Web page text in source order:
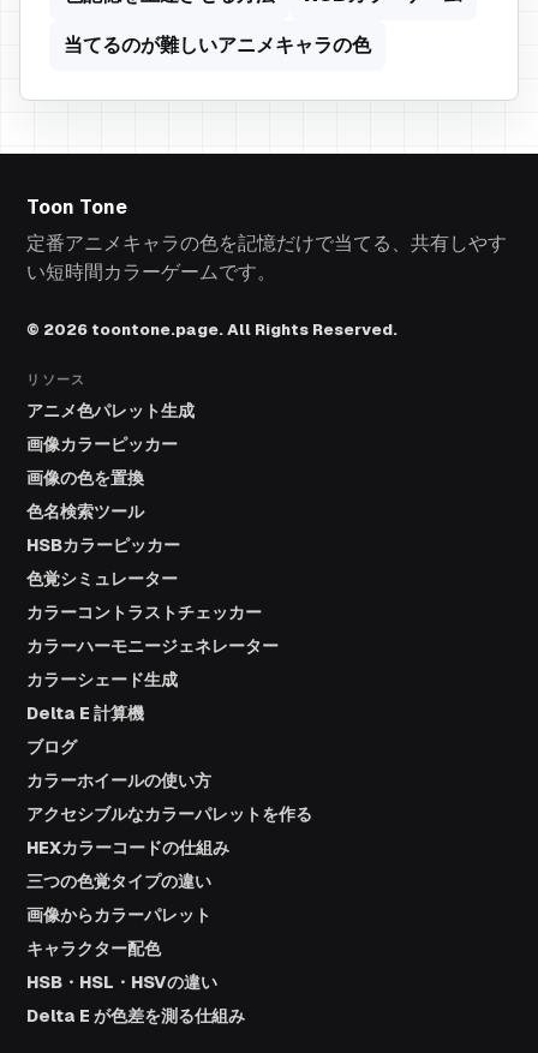
当てるのが難しいアニメキャラの色
Toon Tone
定番アニメキャラの色を記憶だけで当てる、共有しやす
い短時間カラーゲームです。
© 2026 toontone.page. All Rights Reserved.
リソース
アニメ色パレット生成
画像カラーピッカー
画像の色を置換
色名検索ツール
HSBカラーピッカー
色覚シミュレーター
カラーコントラストチェッカー
カラーハーモニージェネレーター
カラーシェード生成
Delta E 計算機
ブログ
カラーホイールの使い方
アクセシブルなカラーパレットを作る
HEXカラーコードの仕組み
三つの色覚タイプの違い
画像からカラーパレット
キャラクター配色
HSB・HSL・HSVの違い
Delta E が色差を測る仕組み